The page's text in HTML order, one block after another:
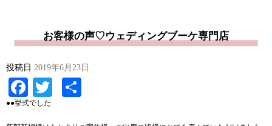
お客様の声♡ウェディングブーケ専門店
投稿日 2019年6月23日
Facebook
Twitter
●●挙式でした